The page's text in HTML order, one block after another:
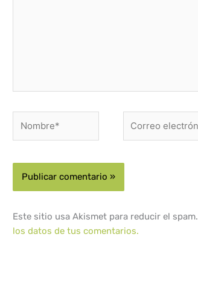
electrónico*
Este sitio usa Akismet para reducir el
los datos de tus comentarios.